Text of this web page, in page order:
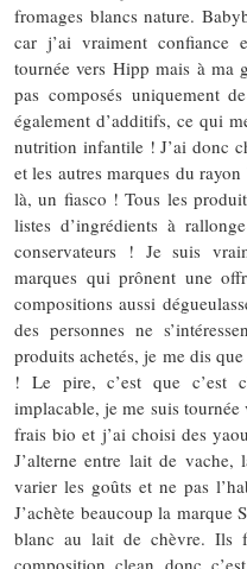
fromages blancs nature.
car j’ai vraiment confiance
tournée vers Hipp mais à ma
pas composés uniquement
également d’additifs, ce qui
nutrition infantile ! J’ai donc
et les autres marques du
là, un fiasco ! Tous les
listes d’ingrédients à
conservateurs ! Je suis
marques qui prônent une
compositions aussi
des personnes ne
produits achetés, je me dis
! Le pire, c’est que c’est
implacable, je me suis tournée
frais bio et j’ai choisi des
J’alterne entre lait de
varier les goûts et ne pas
J’achète beaucoup la marque
blanc au lait de chèvre. Ils
composition clean donc